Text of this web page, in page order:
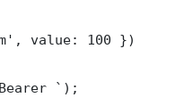
value: 100 })
`);